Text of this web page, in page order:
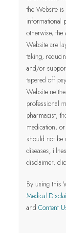
the Website
informational
otherwise,
Website are
taking,
and/or
tapered off
Website
professional
pharmacist,
medication,
should not be
diseases,
disclaimer,
By using this
Medical
andContent